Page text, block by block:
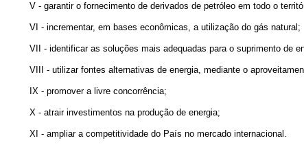
V - garantir o fornecimento de derivados de petróleo em todo o
VI - incrementar, em bases econômicas, a utilização do gás natural;
VII - identificar as soluções mais adequadas para o suprimento de
VIII - utilizar fontes alternativas de energia, mediante o
IX - promover a livre concorrência;
X - atrair investimentos na produção de energia;
XI - ampliar a competitividade do País no mercado internacional.